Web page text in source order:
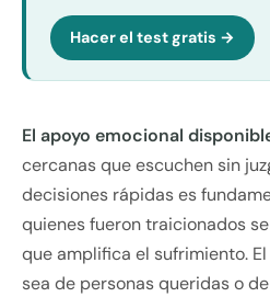
Hacer el test gratis →
El apoyo emocional
cercanas que escuchen sin
decisiones rápidas es
quienes fueron traicionados
que amplifica el sufrimiento.
sea de personas queridas o